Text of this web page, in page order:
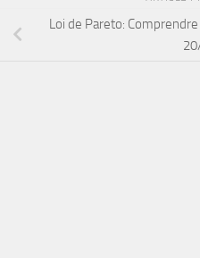
Loi de Pareto: